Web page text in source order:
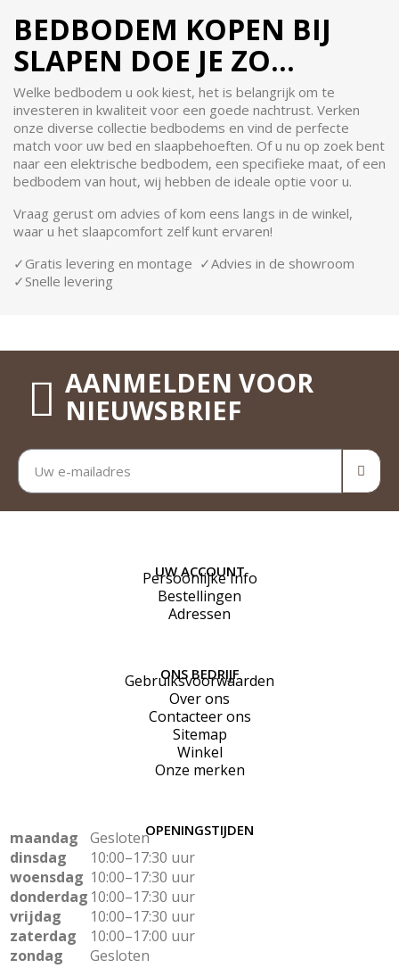
BEDBODEM KOPEN BIJ
SLAPEN DOE JE ZO...
Welke bedbodem u ook kiest, het is belangrijk om te
investeren in kwaliteit voor een goede nachtrust. Verken
onze diverse collectie bedbodems en vind de perfecte
match voor uw bed en slaapbehoeften. Of u nu op zoek bent
naar een elektrische bedbodem, een specifieke maat, of een
bedbodem van hout, wij hebben de ideale optie voor u.
Vraag gerust om advies of kom eens langs in de winkel,
waar u het slaapcomfort zelf kunt ervaren!
✓Gratis levering en montage ✓Advies in de showroom
✓Snelle levering
AANMELDEN VOOR
NIEUWSBRIEF
UW ACCOUNT
Persoonlijke Info
Bestellingen
Adressen
ONS BEDRIJF
Gebruiksvoorwaarden
Over ons
Contacteer ons
Sitemap
Winkel
Onze merken
OPENINGSTIJDEN
maandag
Gesloten
dinsdag
10:00–17:30 uur
woensdag 10:00–17:30 uur
donderdag 10:00–17:30 uur
vrijdag
10:00–17:30 uur
zaterdag
10:00–17:00 uur
zondag
Gesloten